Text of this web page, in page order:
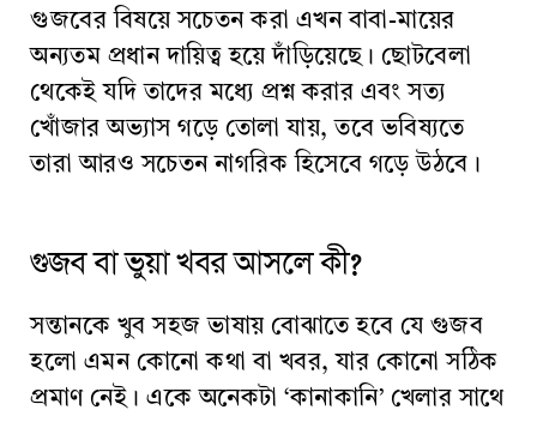
গুজবের বিষয়ে সচেতন করা এখন বাবা-মায়ের
অন্যতম প্রধান দায়িত্ব হয়ে দাঁড়িয়েছে। ছোটবেলা
থেকেই যদি তাদের মধ্যে প্রশ্ন করার এবং সত্য
খোঁজার অভ্যাস গড়ে তোলা যায়, তবে ভবিষ্যতে
তারা আরও সচেতন নাগরিক হিসেবে গড়ে উঠবে।
গুজব বা ভুয়া খবর আসলে কী?
সন্তানকে খুব সহজ ভাষায় বোঝাতে হবে যে গুজব
হলো এমন কোনো কথা বা খবর, যার কোনো সঠিক
প্রমাণ নেই। একে অনেকটা ‘কানাকানি’ খেলার সাথে